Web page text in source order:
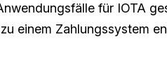
für IOTA
einem Zahlungssystem